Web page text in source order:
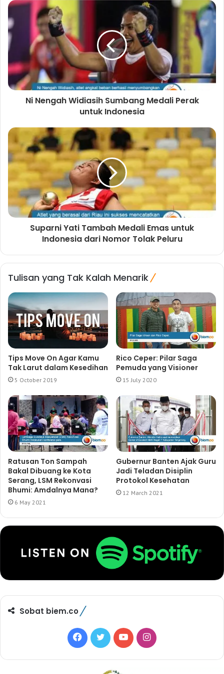
e
Ni Nengah Widiasih Sumbang Medali Perak
untuk Indonesia
Suparni Yati Tambah Medali Emas untuk
Indonesia dari Nomor Tolak Peluru
Tulisan yang Tak Kalah Menarik
Tips Move On Agar Kamu
Tak Larut dalam Kesedihan
5 October 2019
Rico Ceper: Pilar Saga
Pemuda yang Visioner
15 July 2020
Ratusan Ton Sampah
Bakal Dibuang ke Kota
Serang, LSM Rekonvasi
Bhumi: Amdalnya Mana?
6 May 2021
Gubernur Banten Ajak Guru
Jadi Teladan Disiplin
Protokol Kesehatan
12 March 2021
Sobat biem.co
F
a
T
w
Y
o
I
n